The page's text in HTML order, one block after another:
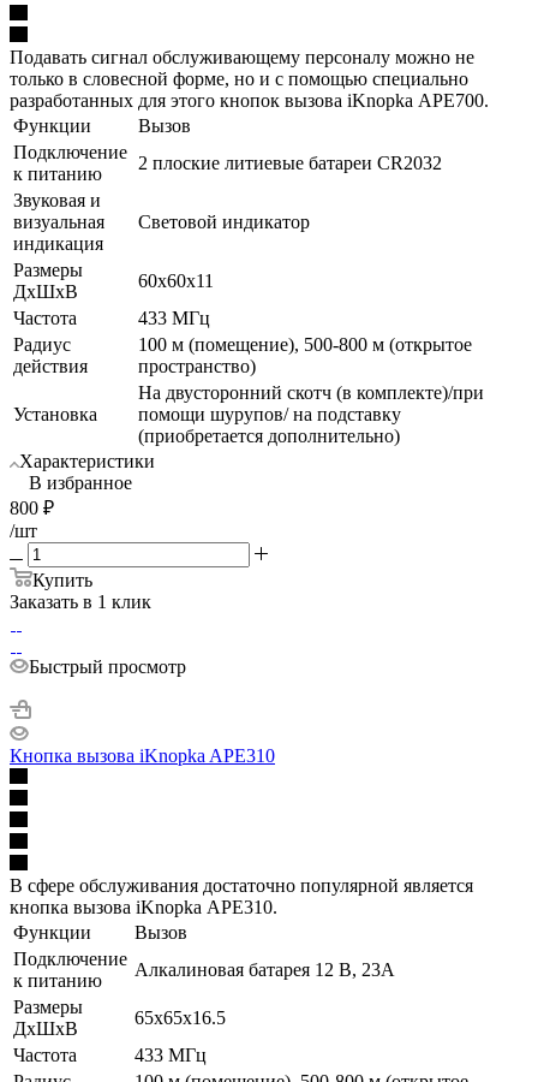
Подавать сигнал обслуживающему персоналу можно не
только в словесной форме, но и с помощью специально
разработанных для этого кнопок вызова iKnopka АРЕ700.
Функции
Вызов
Подключение
к питанию
2 плоские литиевые батареи CR2032
Звуковая и
визуальная
индикация
Световой индикатор
Размеры
ДхШхВ
60х60х11
Частота
433 МГц
Радиус
действия
100 м (помещение), 500-800 м (открытое
пространство)
Установка
На двусторонний скотч (в комплекте)/при
помощи шурупов/ на подставку
(приобретается дополнительно)
Характеристики
В избранное
800 ₽
/шт
Купить
Заказать в 1 клик
Быстрый просмотр
Кнопка вызова iKnopka APE310
В сфере обслуживания достаточно популярной является
кнопка вызова iKnopka АРЕ310.
Функции
Вызов
Подключение
к питанию
Алкалиновая батарея 12 В, 23A
Размеры
ДхШхВ
65х65х16.5
Частота
433 МГц